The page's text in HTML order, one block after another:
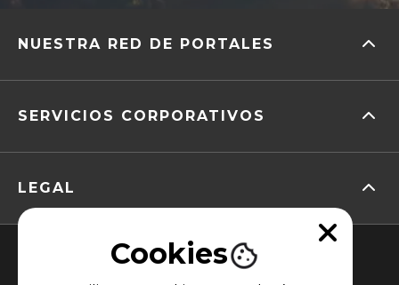
NUESTRA RED DE PORTALES
SERVICIOS CORPORATIVOS
LEGAL
Cookies